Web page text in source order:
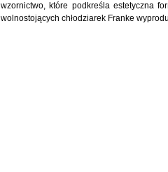
wzornictwo, które podkreśla estetyczna
wolnostojących chłodziarek Franke